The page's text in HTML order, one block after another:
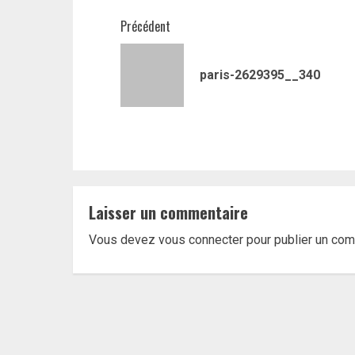
Navigation
Précédent
paris-2629395__340
Laisser un commentaire
Vous devez vous connecter pour publier un